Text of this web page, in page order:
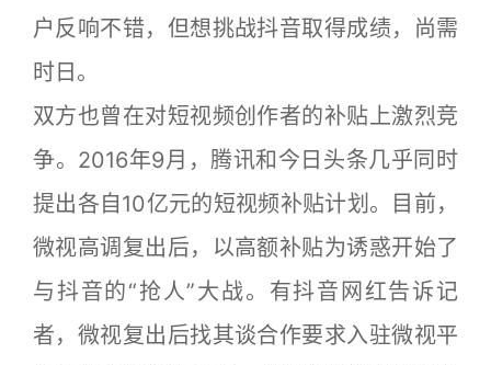
户反响不错，但想挑战抖音取得成绩，尚需
时日。
双方也曾在对短视频创作者的补贴上激烈竞
争。2016年9月，腾讯和今日头条几乎同时
提出各自10亿元的短视频补贴计划。目前，
微视高调复出后，以高额补贴为诱惑开始了
与抖音的“抢人”大战。有抖音网红告诉记
者，微视复出后找其谈合作要求入驻微视平